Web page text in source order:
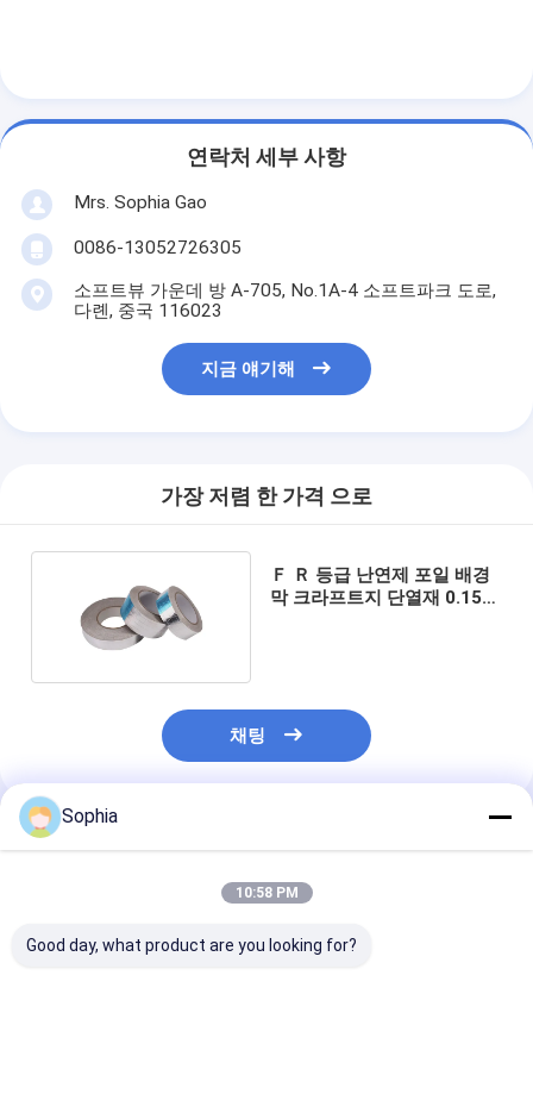
공장 견학
품질 관리
문의하기
열 저항성 절연 테이프
유리 섬유 접착 테이프
연락처 세부 사항
Mrs. Sophia Gao
0086-13052726305
소프트뷰 가운데 방 A-705, No.1A-4 소프트파크 도로,
다롄, 중국 116023
지금 얘기해
가장 저렴 한 가격 으로
Ｆ Ｒ 등급 난연제 포일 배경
막 크라프트지 단열재 0.15
채팅
추천된 제품
Sophia
10:58 PM
Good day, what product are you looking for?